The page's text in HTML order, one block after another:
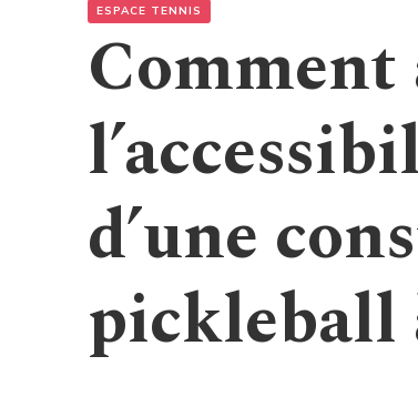
ESPACE TENNIS
Comment
d’une
pickleball